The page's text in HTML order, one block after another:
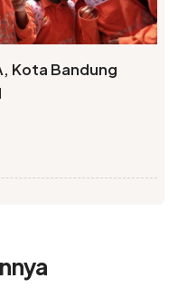
Kota Bandung